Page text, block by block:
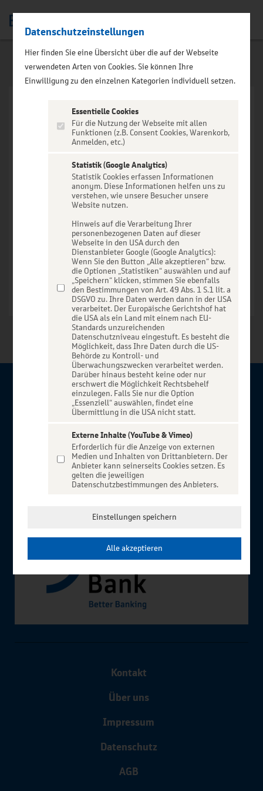
VERANSTALTUNG NICHT
GEFUNDEN
Zur Startseite
Über BBBank-Entertain
Service für alle Kunden der BBBank. Auf unserem einzigartigen
Portal finden Sie Tickets für atemberaubende Konzerte,
Musicals und Shows, die Fußball-Bundesliga sowie die
Champions League und die Europa League.
In Zusammenarbeit mit
Kontakt
Über uns
Impressum
Datenschutz
AGB
Datenschutzeinstellungen
Hier finden Sie eine Übersicht über die auf der Webseite
verwendeten Arten von Cookies. Sie können Ihre
Einwilligung zu den einzelnen Kategorien individuell setzen.
Essentielle Cookies
Für die Nutzung der Webseite mit allen
Funktionen (z.B. Consent Cookies, Warenkorb,
Anmelden, etc.)
Statistik (Google Analytics)
Statistik Cookies erfassen Informationen
anonym. Diese Informationen helfen uns zu
verstehen, wie unsere Besucher unsere
Website nutzen.
Hinweis auf die Verarbeitung Ihrer
personenbezogenen Daten auf dieser
Webseite in den USA durch den
Dienstanbieter Google (Google Analytics):
Wenn Sie den Button „Alle akzeptieren“ bzw.
die Optionen „Statistiken“ auswählen und auf
„Speichern“ klicken, stimmen Sie ebenfalls
den Bestimmungen von Art. 49 Abs. 1 S.1 lit. a
DSGVO zu. Ihre Daten werden dann in der USA
verarbeitet. Der Europäische Gerichtshof hat
die USA als ein Land mit einem nach EU-
Standards unzureichenden
Datenschutzniveau eingestuft. Es besteht die
Möglichkeit, dass Ihre Daten durch die US-
Behörde zu Kontroll- und
Überwachungszwecken verarbeitet werden.
Darüber hinaus besteht keine oder nur
erschwert die Möglichkeit Rechtsbehelf
einzulegen. Falls Sie nur die Option
„Essenziell“ auswählen, findet eine
Übermittlung in die USA nicht statt.
Externe Inhalte (YouTube & Vimeo)
Erforderlich für die Anzeige von externen
Medien und Inhalten von Drittanbietern. Der
Anbieter kann seinerseits Cookies setzen. Es
gelten die jeweiligen
Datenschutzbestimmungen des Anbieters.
Einstellungen speichern
Alle akzeptieren